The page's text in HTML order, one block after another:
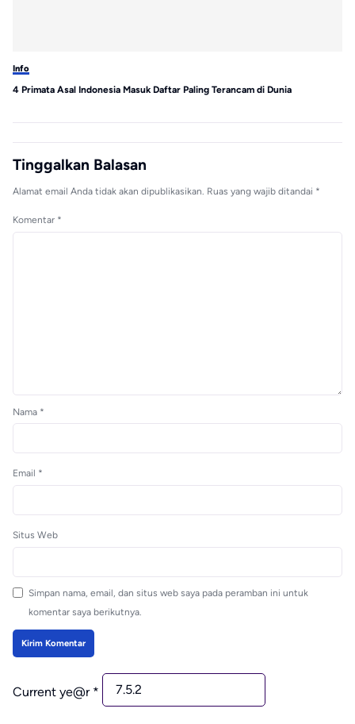
Info
4 Primata Asal Indonesia Masuk Daftar Paling Terancam di Dunia
Tinggalkan Balasan
Alamat email Anda tidak akan dipublikasikan. Ruas yang wajib ditandai *
Komentar *
Nama *
Email *
Situs Web
Simpan nama, email, dan situs web saya pada peramban ini untuk
komentar saya berikutnya.
Current ye@r *